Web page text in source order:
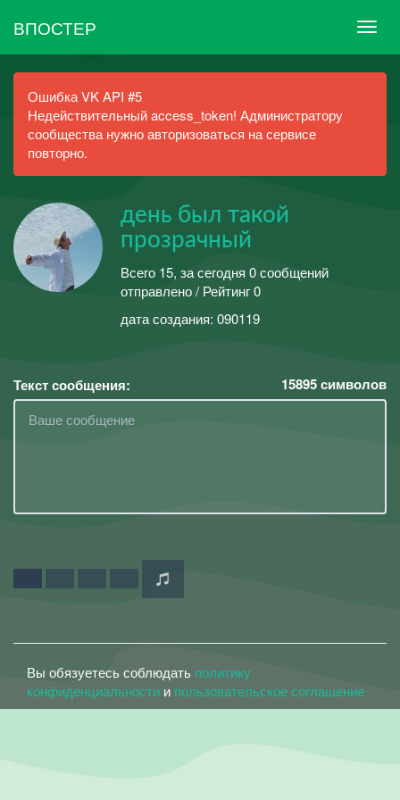
ВПОСТЕР
Ошибка VK API #5
Недействительный access_token! Администратору
сообщества нужно авторизоваться на сервисе
повторно.
день был такой
прозрачный
Всего 15, за сегодня 0 сообщений
отправлено / Рейтинг 0
дата создания: 090119
Текст сообщения: 15895символов
Вы обязуетесь соблюдать политику
конфиденциальности и пользовательское соглашение